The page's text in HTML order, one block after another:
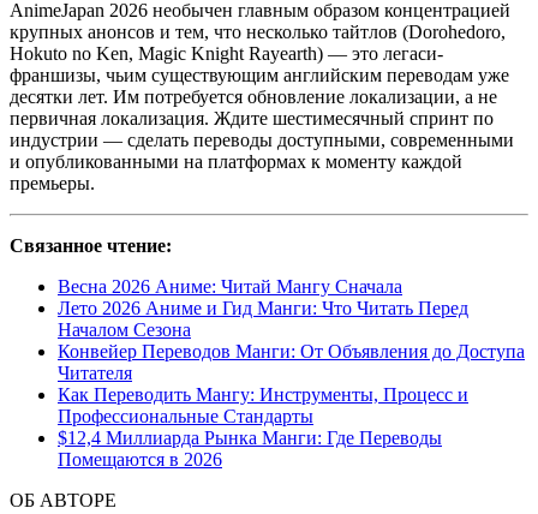
AnimeJapan 2026 необычен главным образом концентрацией
крупных анонсов и тем, что несколько тайтлов (Dorohedoro,
Hokuto no Ken, Magic Knight Rayearth) — это легаси-
франшизы, чьим существующим английским переводам уже
десятки лет. Им потребуется обновление локализации, а не
первичная локализация. Ждите шестимесячный спринт по
индустрии — сделать переводы доступными, современными
и опубликованными на платформах к моменту каждой
премьеры.
Связанное чтение:
Весна 2026 Аниме: Читай Мангу Сначала
Лето 2026 Аниме и Гид Манги: Что Читать Перед
Началом Сезона
Конвейер Переводов Манги: От Объявления до Доступа
Читателя
Как Переводить Мангу: Инструменты, Процесс и
Профессиональные Стандарты
$12,4 Миллиарда Рынка Манги: Где Переводы
Помещаются в 2026
ОБ АВТОРЕ